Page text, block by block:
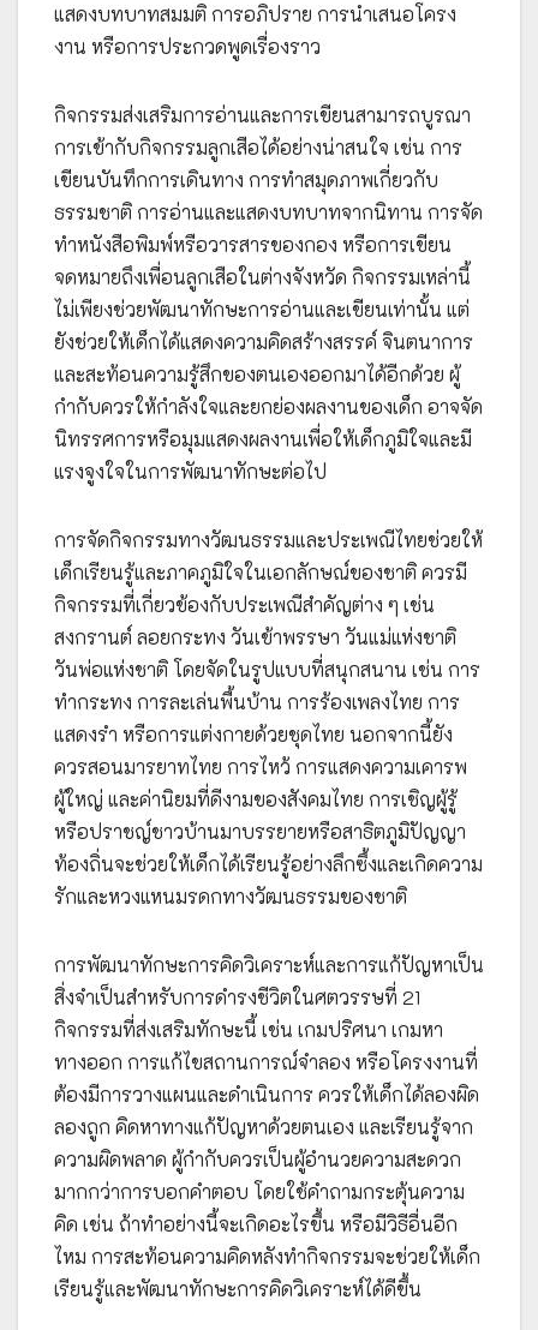
แสดงบทบาทสมมติ การอภิปราย การนำเสนอโครง
งาน หรือการประกวดพูดเรื่องราว
กิจกรรมส่งเสริมการอ่านและการเขียนสามารถบูรณา
การเข้ากับกิจกรรมลูกเสือได้อย่างน่าสนใจ เช่น การ
เขียนบันทึกการเดินทาง การทำสมุดภาพเกี่ยวกับ
ธรรมชาติ การอ่านและแสดงบทบาทจากนิทาน การจัด
ทำหนังสือพิมพ์หรือวารสารของกอง หรือการเขียน
จดหมายถึงเพื่อนลูกเสือในต่างจังหวัด กิจกรรมเหล่านี้
ไม่เพียงช่วยพัฒนาทักษะการอ่านและเขียนเท่านั้น แต่
ยังช่วยให้เด็กได้แสดงความคิดสร้างสรรค์ จินตนาการ
และสะท้อนความรู้สึกของตนเองออกมาได้อีกด้วย ผู้
กำกับควรให้กำลังใจและยกย่องผลงานของเด็ก อาจจัด
นิทรรศการหรือมุมแสดงผลงานเพื่อให้เด็กภูมิใจและมี
แรงจูงใจในการพัฒนาทักษะต่อไป
การจัดกิจกรรมทางวัฒนธรรมและประเพณีไทยช่วยให้
เด็กเรียนรู้และภาคภูมิใจในเอกลักษณ์ของชาติ ควรมี
กิจกรรมที่เกี่ยวข้องกับประเพณีสำคัญต่าง ๆ เช่น
สงกรานต์ ลอยกระทง วันเข้าพรรษา วันแม่แห่งชาติ
วันพ่อแห่งชาติ โดยจัดในรูปแบบที่สนุกสนาน เช่น การ
ทำกระทง การละเล่นพื้นบ้าน การร้องเพลงไทย การ
แสดงรำ หรือการแต่งกายด้วยชุดไทย นอกจากนี้ยัง
ควรสอนมารยาทไทย การไหว้ การแสดงความเคารพ
ผู้ใหญ่ และค่านิยมที่ดีงามของสังคมไทย การเชิญผู้รู้
หรือปราชญ์ชาวบ้านมาบรรยายหรือสาธิตภูมิปัญญา
ท้องถิ่นจะช่วยให้เด็กได้เรียนรู้อย่างลึกซึ้งและเกิดความ
รักและหวงแหนมรดกทางวัฒนธรรมของชาติ
การพัฒนาทักษะการคิดวิเคราะห์และการแก้ปัญหาเป็น
สิ่งจำเป็นสำหรับการดำรงชีวิตในศตวรรษที่ 21
กิจกรรมที่ส่งเสริมทักษะนี้ เช่น เกมปริศนา เกมหา
ทางออก การแก้ไขสถานการณ์จำลอง หรือโครงงานที่
ต้องมีการวางแผนและดำเนินการ ควรให้เด็กได้ลองผิด
ลองถูก คิดหาทางแก้ปัญหาด้วยตนเอง และเรียนรู้จาก
ความผิดพลาด ผู้กำกับควรเป็นผู้อำนวยความสะดวก
มากกว่าการบอกคำตอบ โดยใช้คำถามกระตุ้นความ
คิด เช่น ถ้าทำอย่างนี้จะเกิดอะไรขึ้น หรือมีวิธีอื่นอีก
ไหม การสะท้อนความคิดหลังทำกิจกรรมจะช่วยให้เด็ก
เรียนรู้และพัฒนาทักษะการคิดวิเคราะห์ได้ดีขึ้น